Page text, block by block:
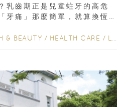
乳齒期正是兒童蛀牙的高危
牙痛」那麼簡單，就算換恆
& BEAUTY / HEALTH CARE / LIFESTYLE